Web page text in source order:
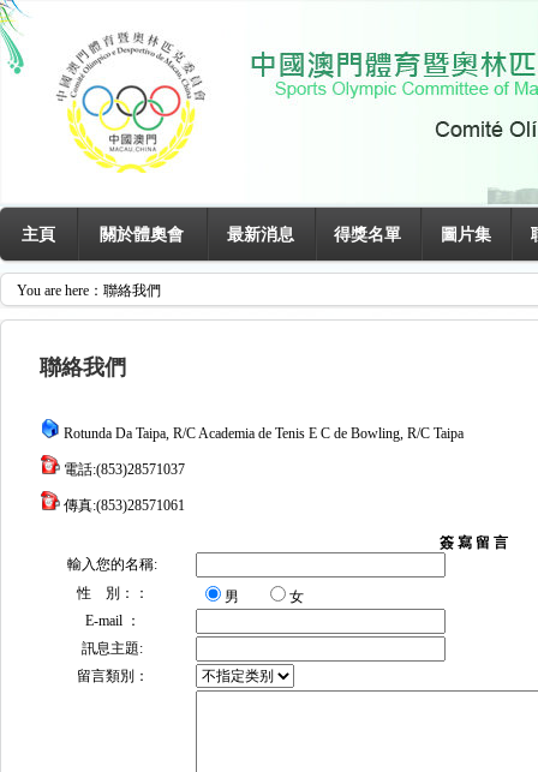
主頁 關於體奧會 最新消息 得獎名單 圖片集
You are here：聯絡我們
聯絡我們
Rotunda Da Taipa, R/C Academia de Tenis E C de Bowling, R/C Taipa
電話:(853)28571037
傳真:(853)28571061
簽 寫 留 言
輸入您的名稱:
性 別：：
男
女
E-mail ：
訊息主題:
留言類別：